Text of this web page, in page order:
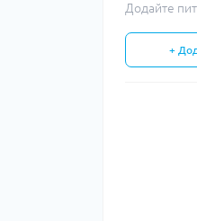
Додайте
+